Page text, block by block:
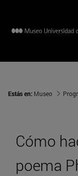
Estás en: Museo
Cómo
poema